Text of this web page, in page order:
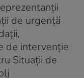
de urgenţă
de intervenţie
Situaţii de